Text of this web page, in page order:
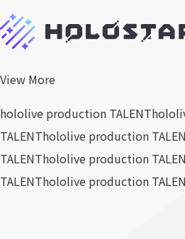
View More
hololive production TALENT
TALENThololive production
TALENThololive production
TALENThololive production